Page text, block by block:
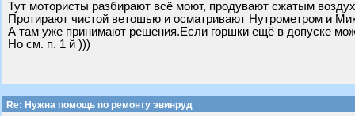
Тут мотористы разбирают всё моют, продувают сжатым
Протирают чистой ветошью и осматривают Нутрометром и
А там уже принимают решения.Если горшки ещё в допуске
Но см. п. 1 й )))
Re: Нужна помощь по ремонту эвинруд